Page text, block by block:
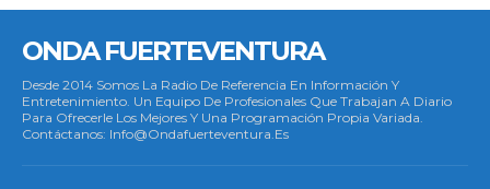
ONDA FUERTEVENTURA
Desde 2014 Somos La Radio De Referencia En Información Y
Entretenimiento. Un Equipo De Profesionales Que Trabajan A Diario
Para Ofrecerle Los Mejores Y Una Programación Propia Variada.
Contáctanos: Info@ondafuerteventura.es